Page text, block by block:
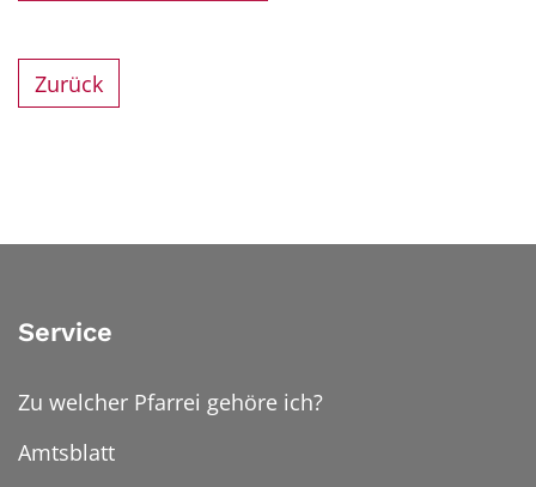
Zurück
Service
Zu welcher Pfarrei gehöre ich?
Amtsblatt